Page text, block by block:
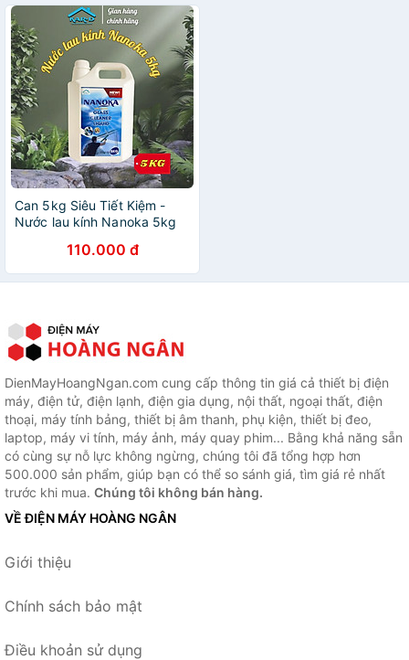
Can 5kg Siêu Tiết Kiệm -
Nước lau kính Nanoka 5kg
không để lại vết sọc trên
kính
110.000 đ
DienMayHoangNgan.com cung cấp thông tin giá cả thiết bị điện
máy, điện tử, điện lạnh, điện gia dụng, nội thất, ngoại thất, điện
thoại, máy tính bảng, thiết bị âm thanh, phụ kiện, thiết bị đeo,
laptop, máy vi tính, máy ảnh, máy quay phim... Bằng khả năng sẵn
có cùng sự nỗ lực không ngừng, chúng tôi đã tổng hợp hơn
500.000 sản phẩm, giúp bạn có thể so sánh giá, tìm giá rẻ nhất
trước khi mua. Chúng tôi không bán hàng.
VỀ ĐIỆN MÁY HOÀNG NGÂN
Giới thiệu
Chính sách bảo mật
Điều khoản sử dụng